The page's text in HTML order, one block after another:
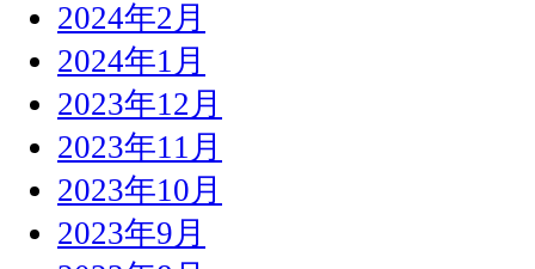
2024年2月
2024年1月
2023年12月
2023年11月
2023年10月
2023年9月